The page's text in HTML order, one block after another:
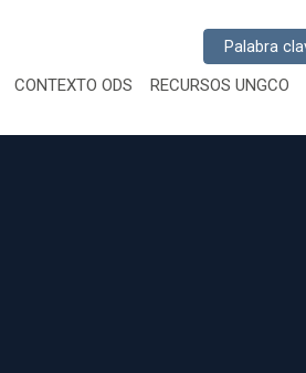
Buscar
CONTEXTO ODS RECURSOS UNGCO